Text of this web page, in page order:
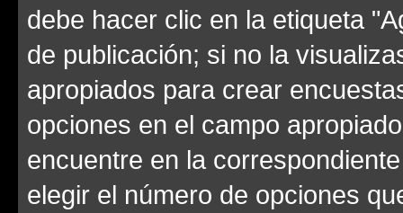
debe hacer clic en la etiqueta
de publicación; si no la
apropiados para crear
opciones en el campo
encuentre en la
elegir el número de opciones